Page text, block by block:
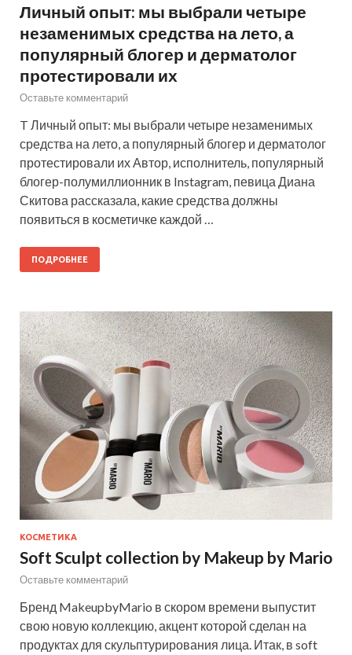
Личный опыт: мы выбрали четыре
незаменимых средства на лето, а
популярный блогер и дерматолог
протестировали их
Оставьте комментарий
T Личный опыт: мы выбрали четыре незаменимых
средства на лето, а популярный блогер и дерматолог
протестировали их Автор, исполнитель, популярный
блогер-полумиллионник в Instagram, певица Диана
Скитова рассказала, какие средства должны
появиться в косметичке каждой …
ПОДРОБНЕЕ
КОСМЕТИКА
Soft Sculpt collection by Makeup by Mario
Оставьте комментарий
Бренд MakeupbyMario в скором времени выпустит
свою новую коллекцию, акцент которой сделан на
продуктах для скульптурирования лица. Итак, в soft